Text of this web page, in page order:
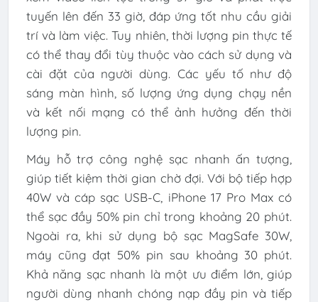
tuyến lên đến 33 giờ, đáp ứng tốt nhu cầu giải
trí và làm việc. Tuy nhiên, thời lượng pin thực tế
có thể thay đổi tùy thuộc vào cách sử dụng và
cài đặt của người dùng. Các yếu tố như độ
sáng màn hình, số lượng ứng dụng chạy nền
và kết nối mạng có thể ảnh hưởng đến thời
lượng pin.
Máy hỗ trợ công nghệ sạc nhanh ấn tượng,
giúp tiết kiệm thời gian chờ đợi. Với bộ tiếp hợp
40W và cáp sạc USB-C, iPhone 17 Pro Max có
thể sạc đầy 50% pin chỉ trong khoảng 20 phút.
Ngoài ra, khi sử dụng bộ sạc MagSafe 30W,
máy cũng đạt 50% pin sau khoảng 30 phút.
Khả năng sạc nhanh là một ưu điểm lớn, giúp
người dùng nhanh chóng nạp đầy pin và tiếp